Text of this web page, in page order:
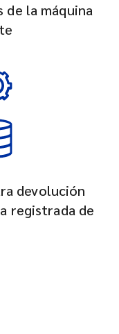
de la máquina
devolución
registrada de